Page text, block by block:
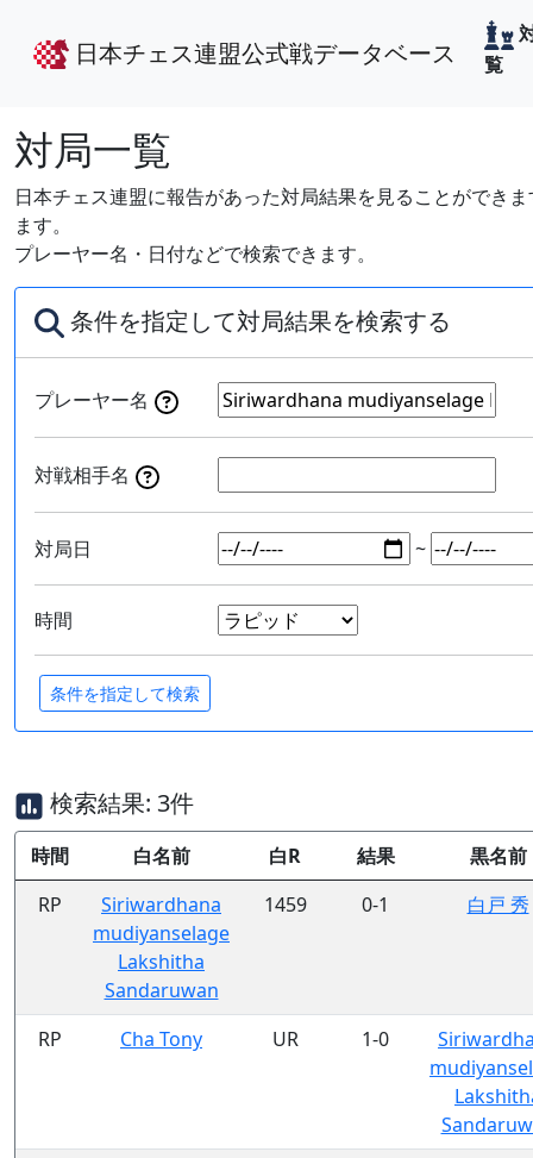
日本チェス連盟公式戦データベース
覧
対局一覧
日本チェス連盟に報告があった対局結果を見ることができ
ます。
プレーヤー名・日付などで検索できます。
条件を指定して対局結果を検索する
プレーヤー名
対戦相手名
対局日 ~
時間
検索結果: 3件
時間 白名前 白R 結果
黒名前
RP
Siriwardhana
mudiyanselage
Lakshitha
Sandaruwan
1459 0-1 白戸 秀
RP Cha Tony UR 1-0